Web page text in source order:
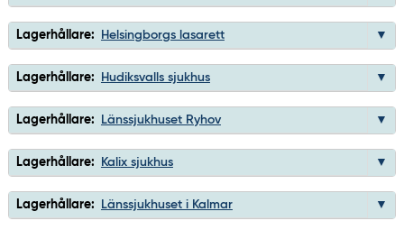
Lagerhållare: Helsingborgs lasarett
Lagerhållare: Hudiksvalls sjukhus
Lagerhållare: Länssjukhuset Ryhov
Lagerhållare: Kalix sjukhus
Lagerhållare: Länssjukhuset i Kalmar